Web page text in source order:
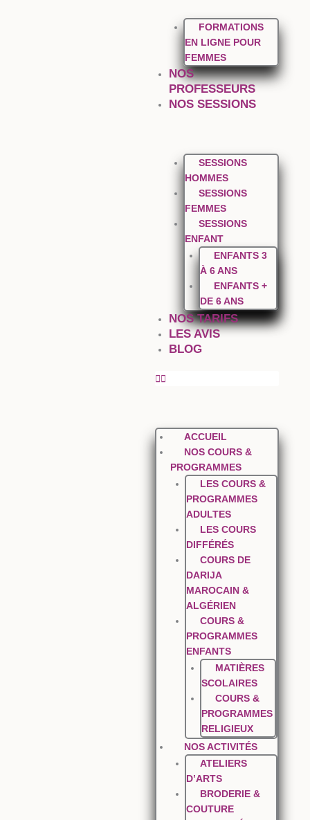
FORMATIONS
EN LIGNE POUR
FEMMES
NOS
PROFESSEURS
NOS SESSIONS
SESSIONS
HOMMES
SESSIONS
FEMMES
SESSIONS
ENFANT
ENFANTS 3
À 6 ANS
ENFANTS +
DE 6 ANS
NOS TARIFS
LES AVIS
BLOG
ACCUEIL
NOS COURS &
PROGRAMMES
LES COURS &
PROGRAMMES
ADULTES
LES COURS
DIFFÉRÉS
COURS DE
DARIJA
MAROCAIN &
ALGÉRIEN
COURS &
PROGRAMMES
ENFANTS
MATIÈRES
SCOLAIRES
COURS &
PROGRAMMES
RELIGIEUX
NOS ACTIVITÉS
ATELIERS
D’ARTS
BRODERIE &
COUTURE